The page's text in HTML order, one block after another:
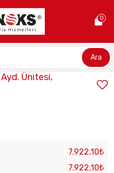
0
Ara
Ünitesi,
7.922,10₺
7.922,10₺